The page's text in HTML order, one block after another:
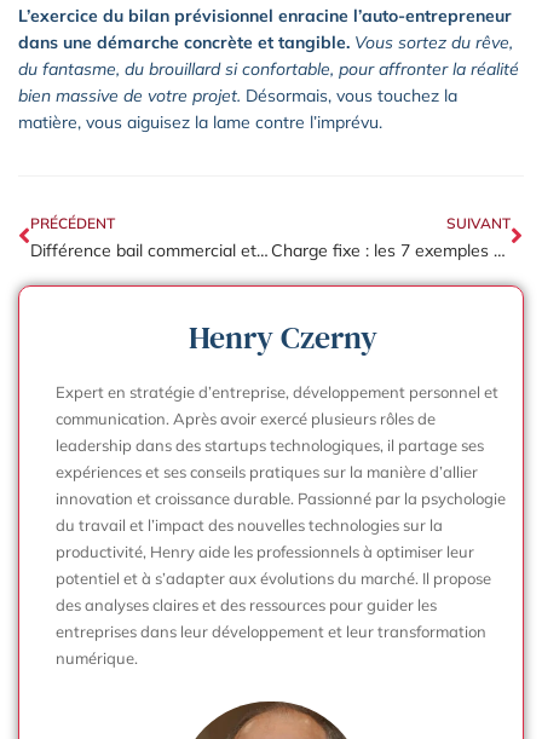
L’exercice du bilan prévisionnel enracine l’auto-entrepreneur
dans une démarche concrète et tangible. Vous sortez du rêve,
du fantasme, du brouillard si confortable, pour affronter la réalité
bien massive de votre projet. Désormais, vous touchez la
matière, vous aiguisez la lame contre l’imprévu.
PRÉCÉDENT
Différence bail commercial et bail professionnel : quelle formule choisir pour son entreprise ?
SUIVANT
Charge fixe : les 7 exemples à connaître pour votre entreprise
Henry Czerny
Expert en stratégie d’entreprise, développement personnel et
communication. Après avoir exercé plusieurs rôles de
leadership dans des startups technologiques, il partage ses
expériences et ses conseils pratiques sur la manière d’allier
innovation et croissance durable. Passionné par la psychologie
du travail et l’impact des nouvelles technologies sur la
productivité, Henry aide les professionnels à optimiser leur
potentiel et à s’adapter aux évolutions du marché. Il propose
des analyses claires et des ressources pour guider les
entreprises dans leur développement et leur transformation
numérique.